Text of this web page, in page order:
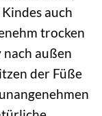
auch
trocken
außen
der Füße